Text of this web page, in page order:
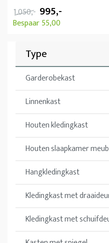
1.050,- 995,-
Bespaar 55,00
Type
Garderobekast
Linnenkast
Houten kledingkast
Houten slaapkamer
Hangkledingkast
Kledingkast met
Kledingkast met